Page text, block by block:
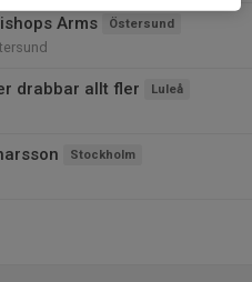
Arms Östersund
drabbar allt fler Luleå
Stockholm